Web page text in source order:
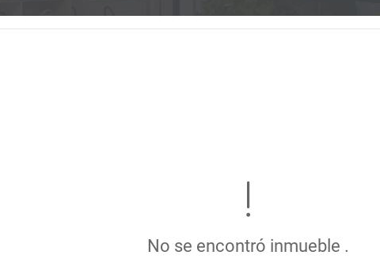
No se encontró inmueble .